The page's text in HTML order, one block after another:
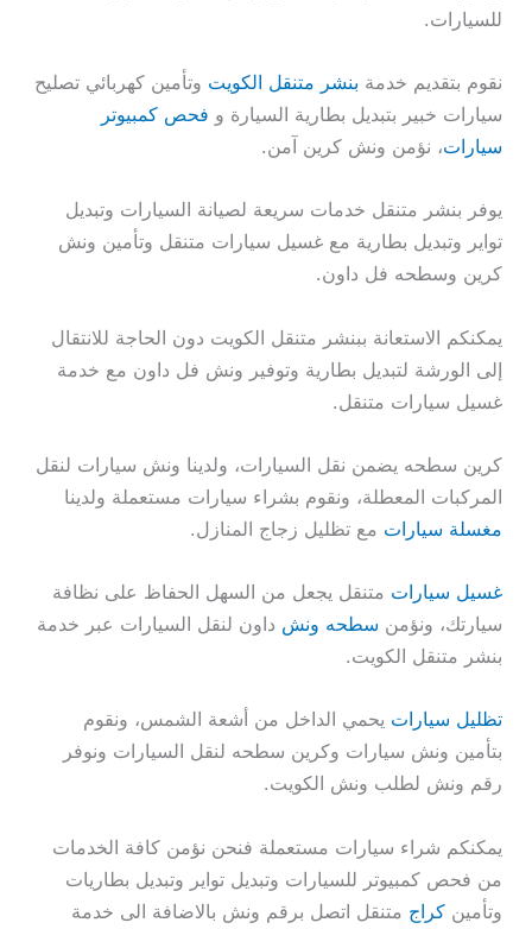
للسيارات.
نقوم بتقديم خدمة بنشر متنقل الكويت وتأمين كهربائي تصليح
سيارات خبير بتبديل بطارية السيارة و فحص كمبيوتر
سيارات، نؤمن ونش كرين آمن.
يوفر بنشر متنقل خدمات سريعة لصيانة السيارات وتبديل
تواير وتبديل بطارية مع غسيل سيارات متنقل وتأمين ونش
كرين وسطحه فل داون.
يمكنكم الاستعانة ببنشر متنقل الكويت دون الحاجة للانتقال
إلى الورشة لتبديل بطارية وتوفير ونش فل داون مع خدمة
غسيل سيارات متنقل.
كرين سطحه يضمن نقل السيارات، ولدينا ونش سيارات لنقل
المركبات المعطلة، ونقوم بشراء سيارات مستعملة ولدينا
مغسلة سيارات مع تظليل زجاج المنازل.
غسيل سيارات متنقل يجعل من السهل الحفاظ على نظافة
سيارتك، ونؤمن سطحه ونش داون لنقل السيارات عبر خدمة
بنشر متنقل الكويت.
تظليل سيارات يحمي الداخل من أشعة الشمس، ونقوم
بتأمين ونش سيارات وكرين سطحه لنقل السيارات ونوفر
رقم ونش لطلب ونش الكويت.
يمكنكم شراء سيارات مستعملة فنحن نؤمن كافة الخدمات
من فحص كمبيوتر للسيارات وتبديل تواير وتبديل بطاريات
وتأمينكراج متنقل اتصل برقم ونش بالاضافة الى خدمة